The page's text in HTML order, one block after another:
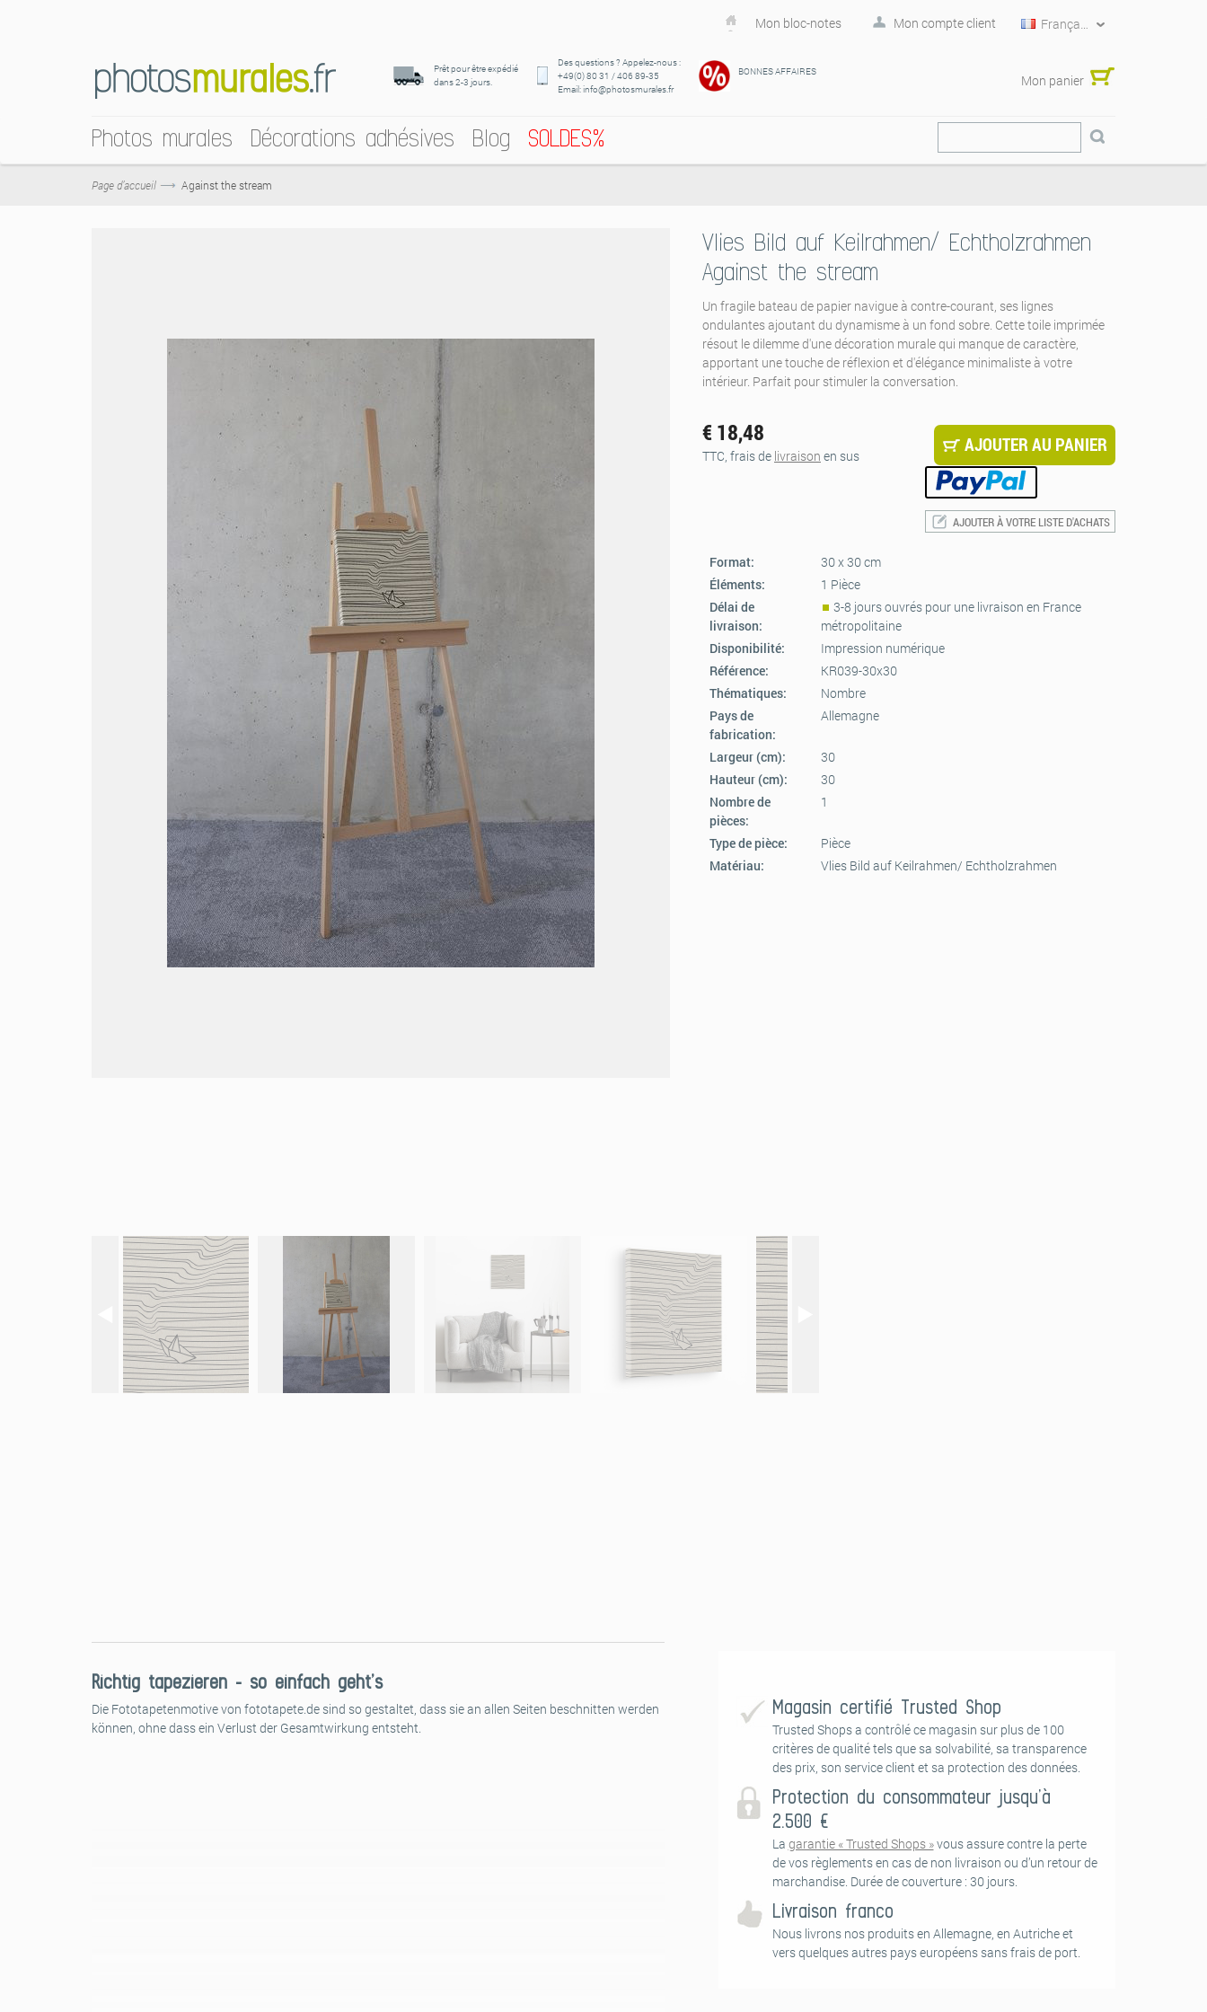
Mon bloc-notes Mon compte client Français
Prêt pour être expédié
dans 2-3 jours.
Des questions ? Appelez-nous :
+49(0) 80 31 / 406 89-35
Email: info@photosmurales.fr
BONNES AFFAIRES
Mon panier
Photos murales Décorations adhésives Blog SOLDES%
Page d’accueil Against the stream
Vlies Bild auf Keilrahmen/ Echtholzrahmen
Against the stream
Un fragile bateau de papier navigue à contre-courant, ses lignes
ondulantes ajoutant du dynamisme à un fond sobre. Cette toile imprimée
résout le dilemme d'une décoration murale qui manque de caractère,
apportant une touche de réflexion et d'élégance minimaliste à votre
intérieur. Parfait pour stimuler la conversation.
€ 18,48
TTC, frais de livraison en sus
AJOUTER AU PANIER
AJOUTER À VOTRE LISTE D'ACHATS
Format:
30 x 30 cm
Éléments:
1 Pièce
Délai de
livraison:
3-8 jours ouvrés pour une livraison en France
métropolitaine
Disponibilité:
Impression numérique
Référence:
KR039-30x30
Thématiques:
Nombre
Pays de
fabrication:
Allemagne
Largeur (cm):
30
Hauteur (cm):
30
Nombre de
pièces:
1
Type de pièce:
Pièce
Matériau:
Vlies Bild auf Keilrahmen/ Echtholzrahmen
Richtig tapezieren – so einfach geht’s
Die Fototapetenmotive von fototapete.de sind so gestaltet, dass sie an allen Seiten beschnitten werden
können, ohne dass ein Verlust der Gesamtwirkung entsteht.
Magasin certifié Trusted Shop
Trusted Shops a contrôlé ce magasin sur plus de 100
critères de qualité tels que sa solvabilité, sa transparence
des prix, son service client et sa protection des données.
Protection du consommateur jusqu’à
2.500 €
La garantie « Trusted Shops »vous assure contre la perte
de vos règlements en cas de non livraison ou d’un retour de
marchandise. Durée de couverture : 30 jours.
Livraison franco
Nous livrons nos produits en Allemagne, en Autriche et
vers quelques autres pays européens sans frais de port.